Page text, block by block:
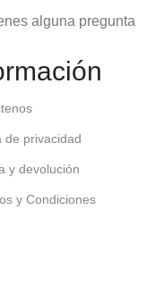
alguna pregunta
de privacidad
y devolución
y Condiciones